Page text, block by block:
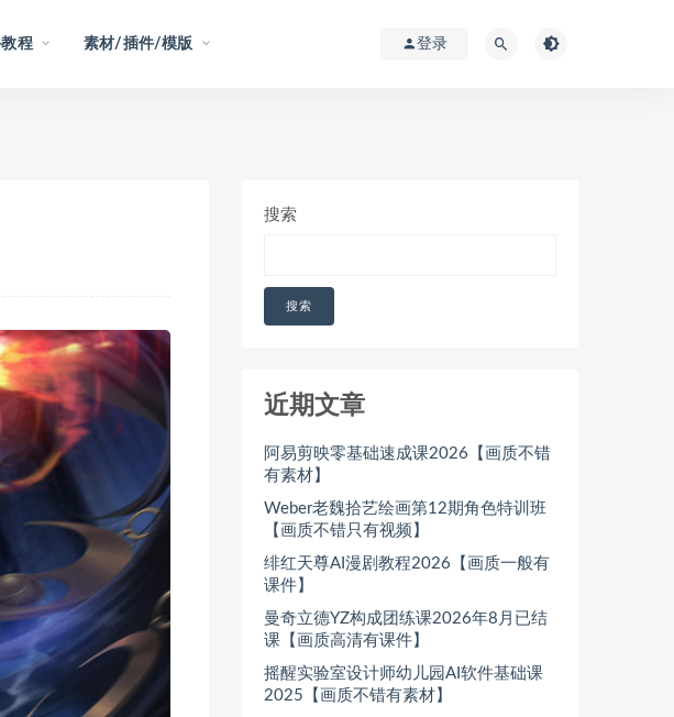
程 素材/插件/模版 登录
搜索
搜索
近期文章
阿易剪映零基础速成课2026【画质不错
有素材】
Weber老魏拾艺绘画第12期角色特训班
【画质不错只有视频】
绯红天尊AI漫剧教程2026【画质一般有
课件】
曼奇立德YZ构成团练课2026年8月已结
课【画质高清有课件】
摇醒实验室设计师幼儿园AI软件基础课
2025【画质不错有素材】